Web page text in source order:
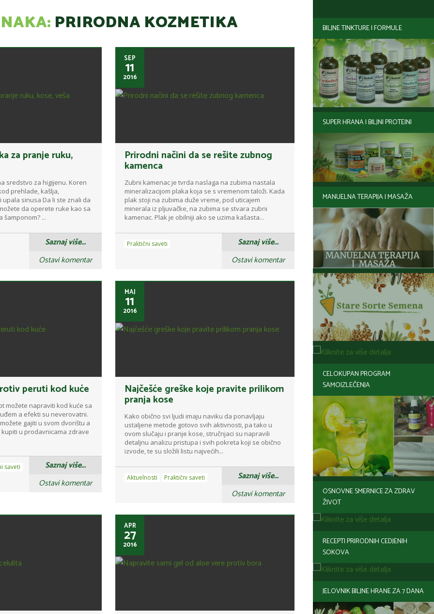
BILJNE TINKTURE I FORMULE
SUPER HRANA I BILJNI PROTEINI
MANUELNA TERAPIJA I MASAŽA
CELOKUPAN PROGRAM
SAMOIZLEČENJA
OSNOVNE SMERNICE ZA ZDRAV
ŽIVOT
RECEPTI PRIRODNIH CEDJENIH
SOKOVA
JELOVNIK BILJNE HRANE ZA 7 DANA
PRIRODNA KOZMETIKA
za pranje ruku,
sredstvo za higijenu. Koren
prehlade, kašlja,
upala sinusa Da li ste znali da
da operete ruke kao sa
šamponom? ...
Saznaj više...
Ostavi komentar
SEP
11
2016
Prirodni načini da se rešite zubnog
kamenca
Zubni kamenac je tvrda naslaga na zubima nastala
mineralizacijom plaka koja se s vremenom taloži. Kada
plak stoji na zubima duže vreme, pod uticajem
minerala iz pljuvačke, na zubima se stvara zubni
kamenac. Plak je obilniji ako se uzima kašasta...
Saznaj više...
Ostavi komentar
Praktični saveti
peruti kod kuće
možete napraviti kod kuće sa
a efekti su neverovatni.
gajiti u svom dvorištu a
u prodavnicama zdrave
Saznaj više...
Ostavi komentar
saveti
MAJ
11
2016
Najčešće greške koje pravite prilikom
pranja kose
Kako obično svi ljudi imaju naviku da ponavljaju
ustaljene metode gotovo svih aktivnosti, pa tako u
ovom slučaju i pranje kose, stručnjaci su napravili
detaljnu analizu pristupa i svih pokreta koji se obično
izvode, te su složili listu najvećih...
Saznaj više...
Ostavi komentar
Aktuelnosti Praktični saveti
APR
27
2016